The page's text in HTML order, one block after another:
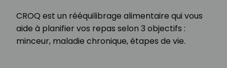
CROQ est un rééquilibrage alimentaire qui vous
aide à planifier vos repas selon 3 objectifs :
minceur, maladie chronique, étapes de vie.